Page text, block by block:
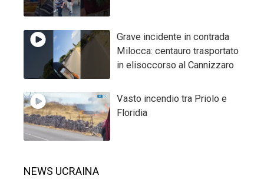
Grave incidente in contrada
Milocca: centauro trasportato
in elisoccorso al Cannizzaro
Vasto incendio tra Priolo e
Floridia
NEWS UCRAINA